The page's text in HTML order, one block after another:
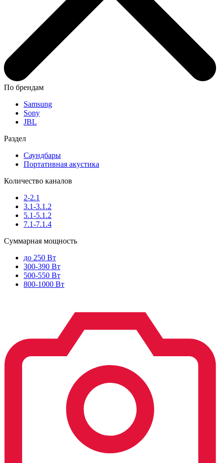
По брендам
Samsung
Sony
JBL
Раздел
Саундбары
Портативная акустика
Количество каналов
2-2.1
3.1-3.1.2
5.1-5.1.2
7.1-7.1.4
Суммарная мощность
до 250 Вт
300-390 Вт
500-550 Вт
800-1000 Вт